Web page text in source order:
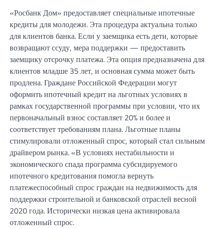
«Росбанк Дом» предоставляет специальные ипотечные
кредиты для молодежи. Эта процедура актуальна только
для клиентов банка. Если у заемщика есть дети, которые
возвращают ссуду, мера поддержки — предоставить
заемщику отсрочку платежа. Эта опция предназначена для
клиентов младше 35 лет, и основная сумма может быть
продлена. Граждане Российской Федерации могут
оформить ипотечный кредит на льготных условиях в
рамках государственной программы при условии, что их
первоначальный взнос составляет 20% и более и
соответствует требованиям плана. Льготные планы
стимулировали отложенный спрос, который стал сильным
драйвером рынка. «В условиях нестабильности и
экономического спада программа субсидируемого
ипотечного кредитования помогла вернуть
платежеспособный спрос граждан на недвижимость для
поддержки строительной и банковской отраслей весной
2020 года. Исторически низкая цена активировала
отложенный спрос.